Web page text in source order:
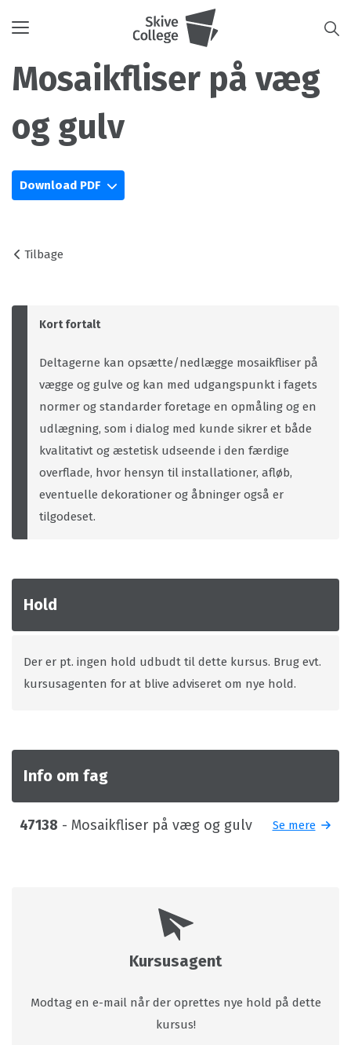
Toggle
Mosaikfliser på væg
og gulv
Download PDF
Tilbage
Kort fortalt
Deltagerne kan opsætte/nedlægge mosaikfliser på
vægge og gulve og kan med udgangspunkt i fagets
normer og standarder foretage en opmåling og en
udlægning, som i dialog med kunde sikrer et både
kvalitativt og æstetisk udseende i den færdige
overflade, hvor hensyn til installationer, afløb,
eventuelle dekorationer og åbninger også er
tilgodeset.
Hold
Der er pt. ingen hold udbudt til dette kursus. Brug evt.
kursusagenten for at blive adviseret om nye hold.
Info om fag
47138 - Mosaikfliser på væg og gulv Se mere
Kursusagent
Modtag en e-mail når der oprettes nye hold på dette
kursus!